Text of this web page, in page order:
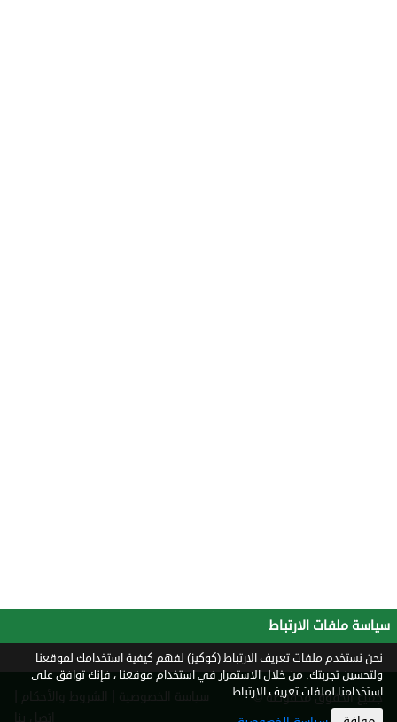
جميع الحقوق محفوظة ©
2026
سياسة ملفات الارتباط
نحن نستخدم ملفات تعريف الارتباط (كوكيز) لفهم كيفية استخدامك لموقعنا
ولتحسين تجربتك. من خلال الاستمرار في استخدام موقعنا ، فإنك توافق على
استخدامنا لملفات تعريف الارتباط.